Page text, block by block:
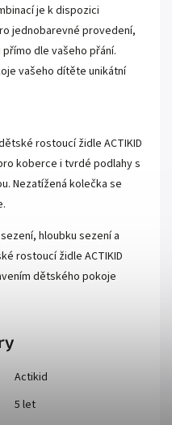
je k dispozici
jednobarevné provedení,
dle vašeho přání.
vašeho dítěte unikátní
rostoucí židle ACTIKID
koberce i tvrdé podlahy s
Nezatížená kolečka se
hloubku sezení a
rostoucí židle ACTIKID
dětského pokoje
Actikid
5 let